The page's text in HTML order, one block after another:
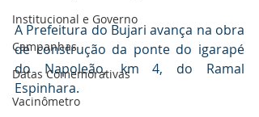
Institucional e Governo
Campanhas
Datas Comemorativas
Vacinômetro
A Prefeitura do Bujari avança na obra
de construção da ponte do igarapé
do Napoleão, km 4, do Ramal
Espinhara.